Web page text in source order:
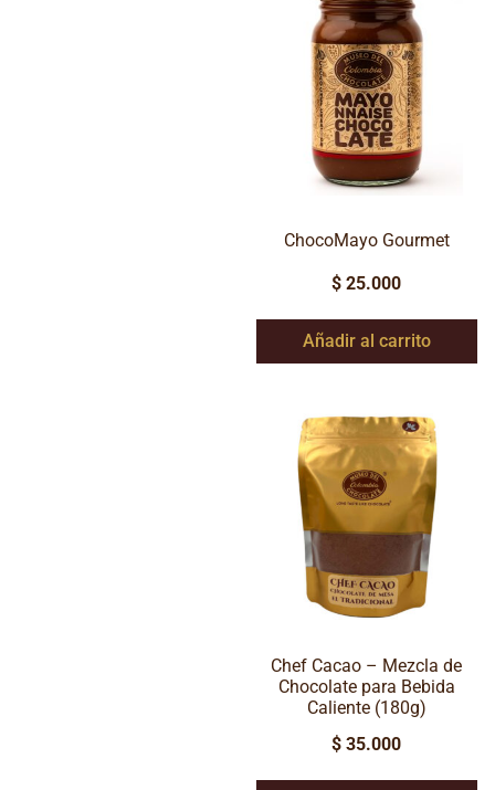
ChocoMayo Gourmet
$ 25.000
Añadir al carrito
Chef Cacao – Mezcla de
Chocolate para Bebida
Caliente (180g)
$ 35.000